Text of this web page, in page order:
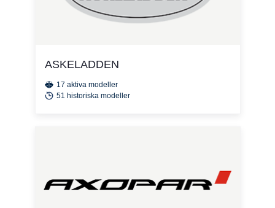
ASKELADDEN
17 aktiva modeller
51 historiska modeller